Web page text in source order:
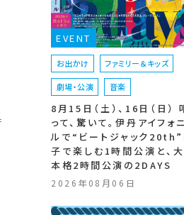
EVENT
お出かけ ファミリー＆キッズ
劇場・公演 音楽
8月15日（土）、16日（日）
って、驚いて。伊丹アイフォ
ルで“ビートジャック20th”
子で楽しむ1時間公演と、
本格2時間公演の2DAYS
2026年08月06日